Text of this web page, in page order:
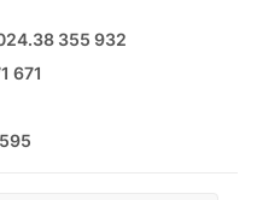
355 932
671